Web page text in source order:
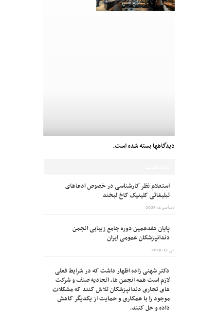
دیدگاهها بسته شده است.
استعلام نظر کارشناسی در خصوص ادعاهای
تبلیغاتی کلینیک کاخ لبخند
دسامبر 4, 2025
پایان هفدهمین دوره جامع زیبایی انجمن
دندانپزشکان عمومی ایران
می 15, 2019
دکتر شهنی زاده اظهار داشت که در شرایط فعلی
لازم است همه انجمن ها، اتحادیه صنف و شرکت
های تجاری دندانپزشکان تلاش کنند که مشکلات
موجود را با همکاری و حمایت از یکدیگر کاهش
داده و حل کنند.